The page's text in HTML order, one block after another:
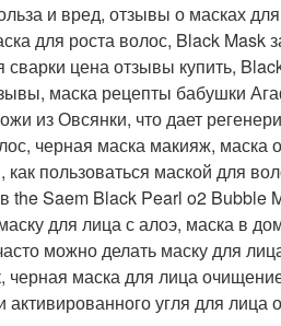
и вред, отзывы о масках
для роста волос, Black Mask
сварки цена отзывы купить,
маска рецепты бабушки
из Овсянки, что дает
черная маска макияж,
пользоваться маской для
the Saem Black Pearl o2
для лица с алоэ, маска в
можно делать маску для
черная маска для лица
активированного угля для лица